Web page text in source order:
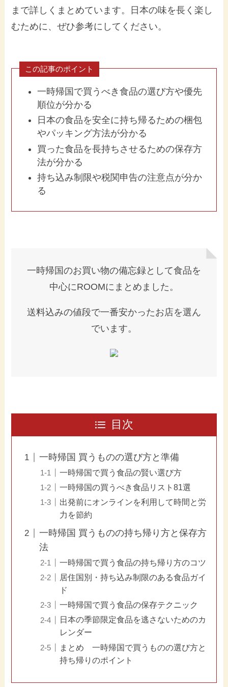
まで詳しくまとめています。日本の味を長く楽し
むために、ぜひ参考にしてください。
この記事のポイント
一時帰国で買うべき食品の選び方や優先
順位が分かる
日本の食品を安全に持ち帰るための梱包
やパッキング方法が分かる
買った食品を長持ちさせるための保存方
法が分かる
持ち込み制限や税関申告の注意点が分か
る
一時帰国のお買い物の備忘録として食品を
中心にROOMにまとめました。
送料込みの値段で一番安かったお店を選ん
でいます。
目次
一時帰国 買うものの選び方と準備
一時帰国で買う食品の賢い選び方
一時帰国の買うべき食品リスト81選
出発前にオンラインを利用して時間と労
力を節約
一時帰国 買うものの持ち帰り方と保存方
法
一時帰国で買う食品の持ち帰り方のコツ
居住国別・持ち込み制限のある食品ガイ
ド
一時帰国で買う食品の保存テクニック
日本の季節限定食品を逃さないためのカ
レンダー
まとめ 一時帰国で買うものの選び方と
持ち帰りのポイント